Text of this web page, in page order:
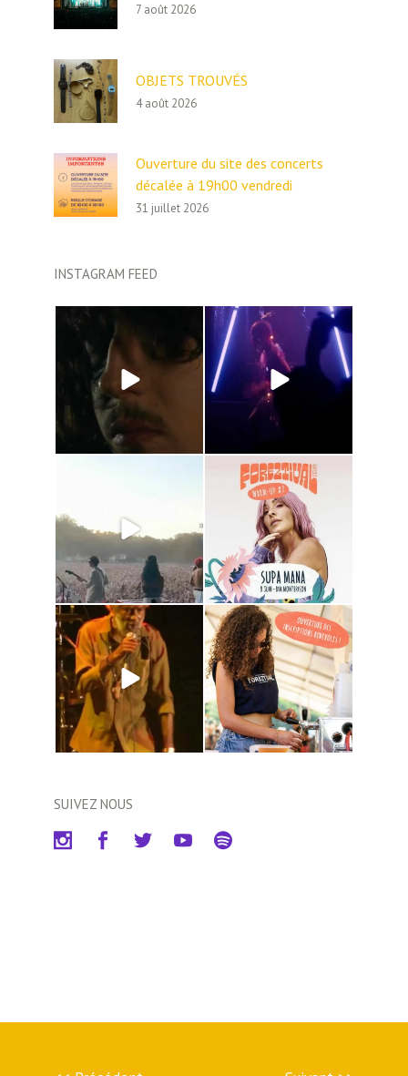
7 août 2026
OBJETS TROUVÉS
4 août 2026
Ouverture du site des concerts
décalée à 19h00 vendredi
31 juillet 2026
INSTAGRAM FEED
SUIVEZ NOUS